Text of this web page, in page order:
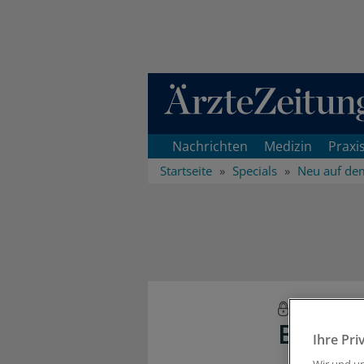
Direkt zum Inhaltsbereich
Nachrichten Medizin
Startseite Specials Neu auf
Ihre